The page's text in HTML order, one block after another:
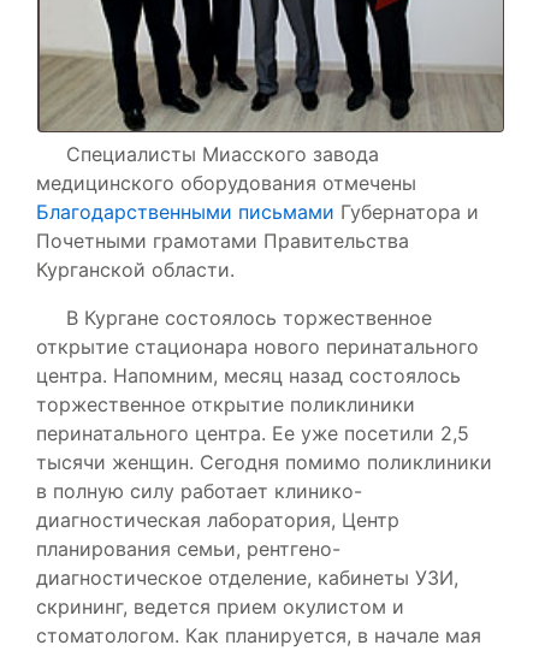
Специалисты Миасского завода
медицинского оборудования отмечены
Благодарственными письмами Губернатора и
Почетными грамотами Правительства
Курганской области.
В Кургане состоялось торжественное
открытие стационара нового перинатального
центра. Напомним, месяц назад состоялось
торжественное открытие поликлиники
перинатального центра. Ее уже посетили 2,5
тысячи женщин. Сегодня помимо поликлиники
в полную силу работает клинико-
диагностическая лаборатория, Центр
планирования семьи, рентгено-
диагностическое отделение, кабинеты УЗИ,
скрининг, ведется прием окулистом и
стоматологом. Как планируется, в начале мая